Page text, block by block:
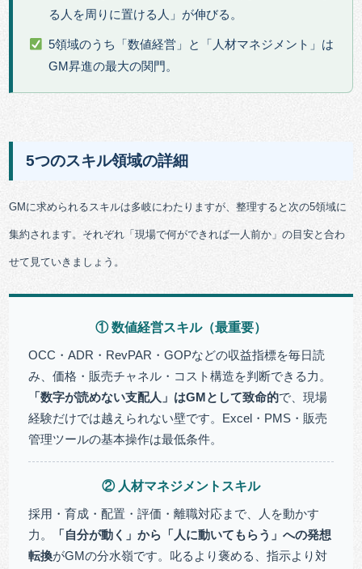
る人を周りに置ける人」が伸びる。
5領域のうち「数値経営」と「人材マネジメント」は
GM昇進の最大の関門。
5つのスキル領域の詳細
GMに求められるスキルは多岐にわたりますが、整理すると次の5領域に
集約されます。それぞれ「現場で何ができれば一人前か」の目安と合わ
せて見ていきましょう。
① 数値経営スキル（最重要）
OCC・ADR・RevPAR・GOPなどの収益指標を毎日読
み、価格・販売チャネル・コスト構造を判断できる力。
「数字が読めない支配人」はGMとして致命的で、現場
経験だけでは越えられない壁です。Excel・PMS・販売
管理ツールの基本操作は最低条件。
② 人材マネジメントスキル
採用・育成・配置・評価・離職対応まで、人を動かす
力。
「自分が動く」から「人に動いてもらう」への発想
転換がGMの分水嶺です。叱るより褒める、指示より対